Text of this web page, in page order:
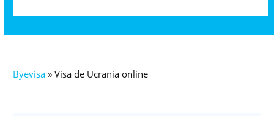
Byevisa » Visa de Ucrania online